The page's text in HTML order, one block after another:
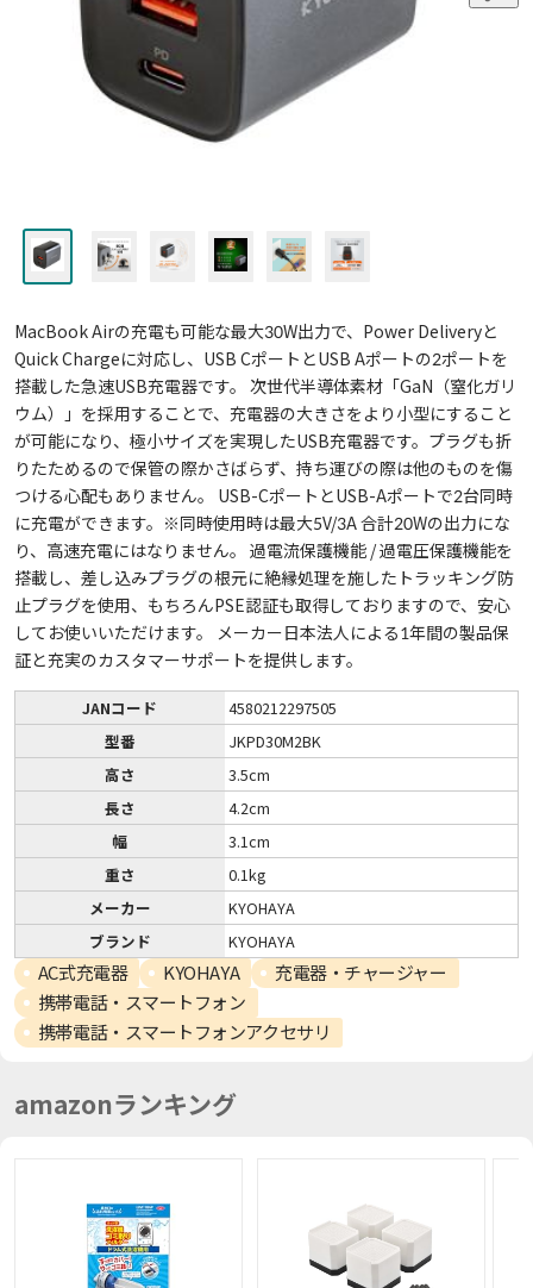
MacBook Airの充電も可能な最大30W出力で、Power Deliveryと
Quick Chargeに対応し、USB CポートとUSB Aポートの2ポートを
搭載した急速USB充電器です。 次世代半導体素材「GaN（窒化ガリ
ウム）」を採用することで、充電器の大きさをより小型にすること
が可能になり、極小サイズを実現したUSB充電器です。プラグも折
りたためるので保管の際かさばらず、持ち運びの際は他のものを傷
つける心配もありません。 USB-CポートとUSB-Aポートで2台同時
に充電ができます。※同時使用時は最大5V/3A 合計20Wの出力にな
り、高速充電にはなりません。 過電流保護機能 / 過電圧保護機能を
搭載し、差し込みプラグの根元に絶縁処理を施したトラッキング防
止プラグを使用、もちろんPSE認証も取得しておりますので、安心
してお使いいただけます。 メーカー日本法人による1年間の製品保
証と充実のカスタマーサポートを提供します。
JANコード
4580212297505
型番
JKPD30M2BK
高さ
3.5cm
長さ
4.2cm
幅
3.1cm
重さ
0.1kg
メーカー
KYOHAYA
ブランド
KYOHAYA
AC式充電器 KYOHAYA
充電器・チャージャー
携帯電話・スマートフォン
携帯電話・スマートフォンアクセサリ
amazonランキング